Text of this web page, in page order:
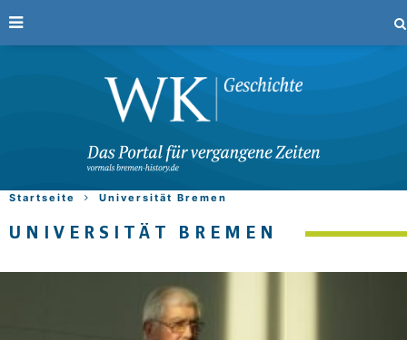
Startseite Universität Bremen
UNIVERSITÄT BREMEN